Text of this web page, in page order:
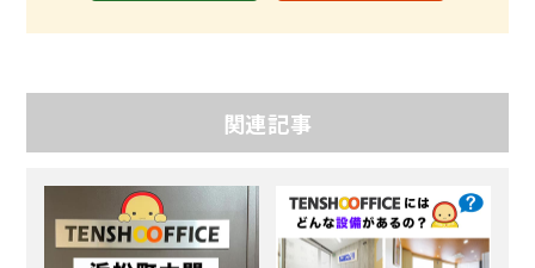
関連記事